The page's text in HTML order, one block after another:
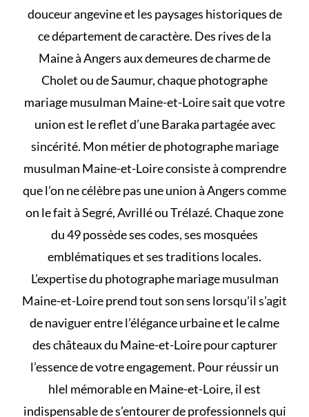
douceur angevine et les paysages historiques de
ce département de caractère. Des rives de la
Maine à Angers aux demeures de charme de
Cholet ou de Saumur, chaque photographe
mariage musulman Maine-et-Loire sait que votre
union est le reflet d’une Baraka partagée avec
sincérité. Mon métier de photographe mariage
musulman Maine-et-Loire consiste à comprendre
que l’on ne célèbre pas une union à Angers comme
on le fait à Segré, Avrillé ou Trélazé. Chaque zone
du 49 possède ses codes, ses mosquées
emblématiques et ses traditions locales.
L’expertise du photographe mariage musulman
Maine-et-Loire prend tout son sens lorsqu’il s’agit
de naviguer entre l’élégance urbaine et le calme
des châteaux du Maine-et-Loire pour capturer
l’essence de votre engagement. Pour réussir un
hlel mémorable en Maine-et-Loire, il est
indispensable de s’entourer de professionnels qui